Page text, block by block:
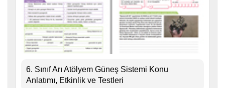
6. Sınıf Arı Atölyem Güneş Sistemi Konu
Anlatımı, Etkinlik ve Testleri